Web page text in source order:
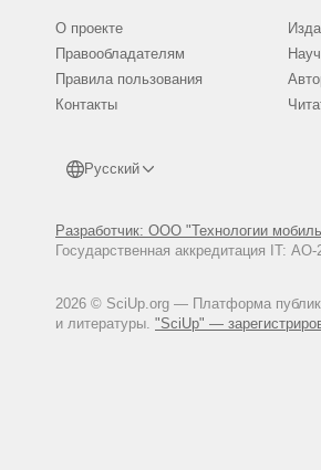
О проекте
Правообладателям
Правила пользования
Контакты
Русский
Разработчик: ООО "Технологии
Государственная аккредитация IT:
2026 © SciUp.org — Платформа
и литературы. "SciUp" —